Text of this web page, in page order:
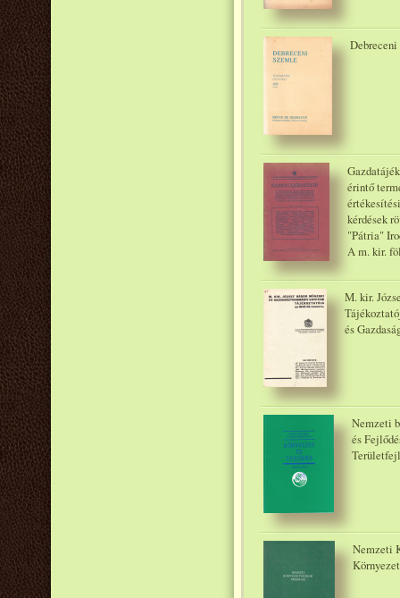
Debreceni
érintő
kérdések
"Pátria"
A m. kir.
M. kir.
és
Nemzeti
és
Nemzeti